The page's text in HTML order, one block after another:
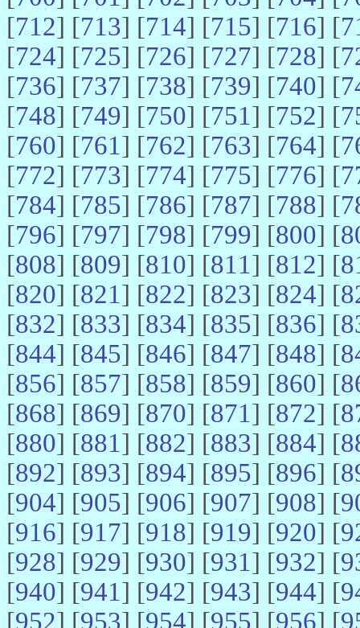
[712] [713] [714] [715] [716] [
[724] [725] [726] [727] [728] [
[736] [737] [738] [739] [740] [
[748] [749] [750] [751] [752] [
[760] [761] [762] [763] [764] [
[772] [773] [774] [775] [776] [
[784] [785] [786] [787] [788] [
[796] [797] [798] [799] [800] [
[808] [809] [810] [811] [812] [
[820] [821] [822] [823] [824] [
[832] [833] [834] [835] [836] [
[844] [845] [846] [847] [848] [
[856] [857] [858] [859] [860] [
[868] [869] [870] [871] [872] [
[880] [881] [882] [883] [884] [
[892] [893] [894] [895] [896] [
[904] [905] [906] [907] [908] [
[916] [917] [918] [919] [920] [
[928] [929] [930] [931] [932] [
[940] [941] [942] [943] [944] [
[952] [953] [954] [955] [956] [